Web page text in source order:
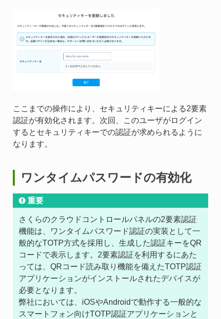
ここまでの操作により、セキュリティキーによる2要素
認証が有効化されます。次回、このユーザがログイン
するとセキュリティキーでの認証が求められるように
なります。
ワンタイムパスワードの有効化
重要
さくらのクラウドコントロールパネルの2要素認証
機能は、ワンタイムパスワード認証の実装として一
般的なTOTP方式を採用し、生成した認証キーをQR
コードで表示します。2要素認証を利用するにあた
っては、QRコード読み取り機能を備えたTOTP認証
アプリケーションがインストールされたデバイスが
必要となります。
弊社においては、iOSやAndroidで動作する一般的な
スマートフォン向けTOTP認証アプリケーションと